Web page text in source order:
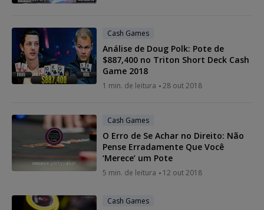
Cash Games
Análise de Doug Polk: Pote de
$887,400 no Triton Short Deck Cash
Game 2018
1 min. de leitura 28 out 2018
Cash Games
O Erro de Se Achar no Direito: Não
Pense Erradamente Que Você
‘Merece’ um Pote
5 min. de leitura 12 out 2018
Cash Games